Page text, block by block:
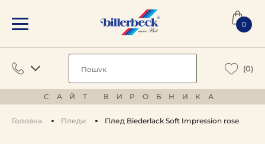
0
(0)
САЙТ ВИРОБНИКА
Головна Пледи Плед Biederlack Soft Impression rose